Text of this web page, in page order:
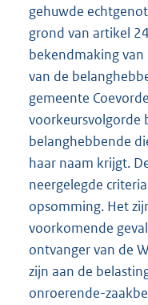
gehuwde
grond van artikel
bekendmaking van
van de
gemeente
voorkeursvolgorde
belanghebbende
haar naam krijgt.
neergelegde
opsomming. Het
voorkomende
ontvanger van de
zijn aan de
onroerende-